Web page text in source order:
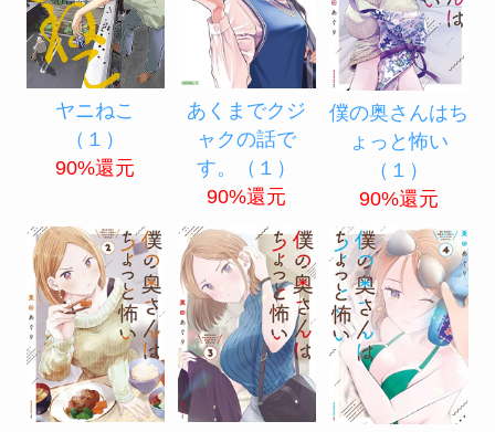
ヤニねこ
（１）
90%還元
あくまでクジ
ャクの話で
す。（１）
90%還元
僕の奥さんはち
ょっと怖い
（１）
90%還元